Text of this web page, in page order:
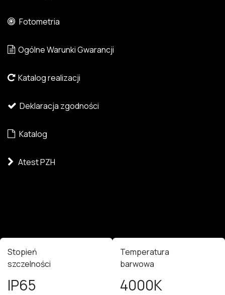
Fotometria
Ogólne Warunki Gwarancji
Katalog realizacji
Deklaracja zgodności
Katalog
Atest PZH
Stopień
szczelności
IP65
Temperatura
barwowa
4000K